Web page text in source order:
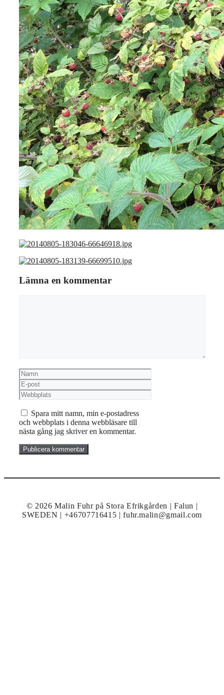
Lämna en kommentar
Namn
E-
post
Webbplats
Spara mitt namn, min e-postadress
och webbplats i denna webbläsare till
nästa gång jag skriver en kommentar.
© 2026 Malin Fuhr på Stora Efrikgården | Falun |
SWEDEN | +46707716415 | fuhr.malin@gmail.com